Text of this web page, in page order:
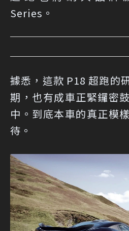
Series。
據悉，這款 P18 超跑的
期，也有成車正緊鑼密
中。到底本車的真正模
待。